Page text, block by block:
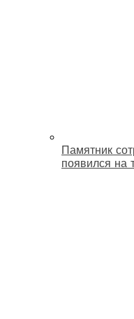
Памятник
появился на